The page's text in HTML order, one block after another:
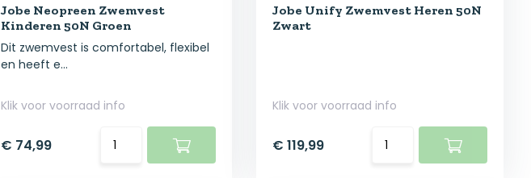
Jobe Neopreen Zwemvest
Kinderen 50N Groen
Dit zwemvest is comfortabel, flexibel
en heeft e...
Klik voor voorraad info
€ 74,99
Jobe Unify Zwemvest Heren 50N
Zwart
Klik voor voorraad info
€ 119,99